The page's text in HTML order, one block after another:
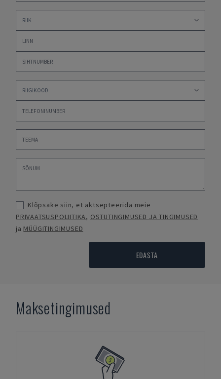
Klõpsake siin, et aktsepteerida meie
PRIVAATSUSPOLIITIKA, OSTUTINGIMUSED JA TINGIMUSED
ja MÜÜGITINGIMUSED
EDASTA
Maksetingimused